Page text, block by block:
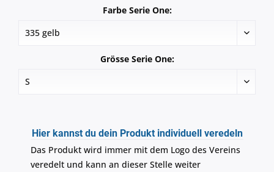
Farbe Serie One:
Grösse Serie One:
Hier kannst du dein Produkt individuell veredeln
Das Produkt wird immer mit dem Logo des Vereins
veredelt und kann an dieser Stelle weiter